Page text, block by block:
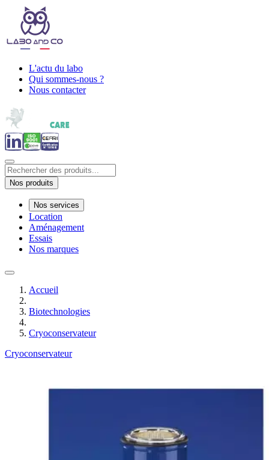
L'actu du labo
Qui sommes-nous ?
Nous contacter
Nos produits
Nos services
Location
Aménagement
Essais
Nos marques
Accueil
Biotechnologies
Cryoconservateur
Cryoconservateur